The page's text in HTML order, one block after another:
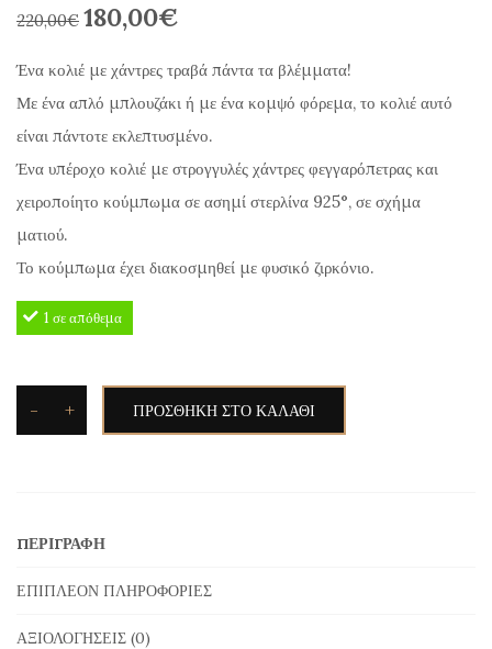
220,00€ Original
was:
220,00€.
180,00€Η
τιμή
είναι:
180,00€.
Ένα κολιέ με χάντρες τραβά πάντα τα βλέμματα!
Με ένα απλό μπλουζάκι ή με ένα κομψό φόρεμα, το κολιέ αυτό
είναι πάντοτε εκλεπτυσμένο.
Ένα υπέροχο κολιέ με στρογγυλές χάντρες φεγγαρόπετρας και
χειροποίητο κούμπωμα σε ασημί στερλίνα 925°, σε σχήμα
ματιού.
Το κούμπωμα έχει διακοσμηθεί με φυσικό ζιρκόνιο.
1 σε απόθεμα
-
Χειροποίητο
+ ΠΡΟΣΘΉΚΗ ΣΤΟ ΚΑΛΆΘΙ
ΠΕΡΙΓΡΑΦΉ
ΕΠΙΠΛΈΟΝ ΠΛΗΡΟΦΟΡΊΕΣ
ΑΞΙΟΛΟΓΉΣΕΙΣ (0)